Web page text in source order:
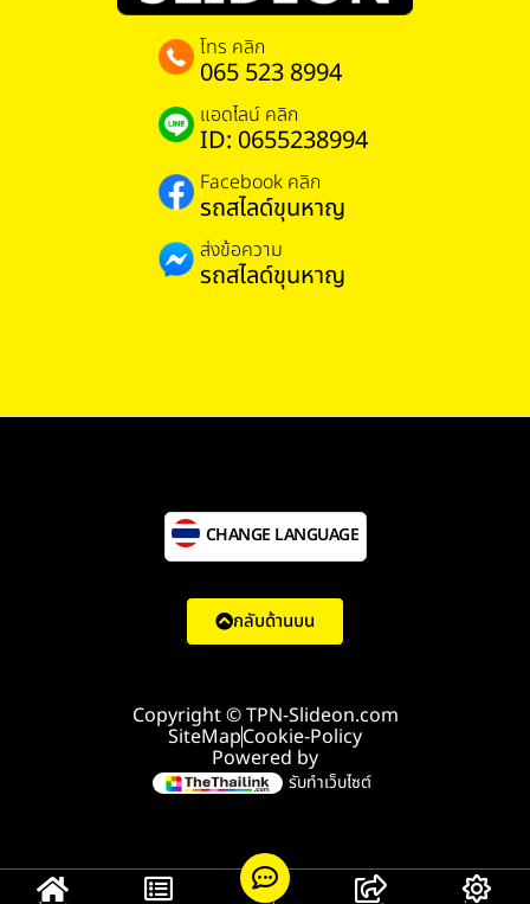
โทร คลิก
065 523 8994
แอดไลน์ คลิก
ID: 0655238994
Facebook คลิก
รถสไลด์ขุนหาญ
ส่งข้อความ
รถสไลด์ขุนหาญ
Copyright © TPN-Slideon.com
SiteMapCookie-Policy
Powered by
รับทำเว็บไซต์
CHANGE LANGUAGE
กลับด้านบน